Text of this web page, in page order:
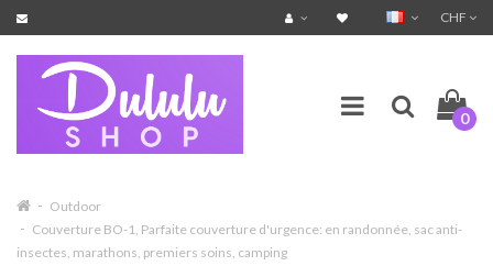
CHF
0
Outdoor
Couverture BO-1, Parfaite couverture d'urgence: en randonnée, sac anti-
insectes, marathons, premiers soins, camping